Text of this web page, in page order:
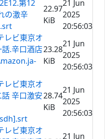
第12
の激辛
22.97
KiB
21 Jun
2025
20:56:03
レビ東京オ
.辛口酒店23.28
KiB
21 Jun
2025
20:56:03
レビ東京オ
辛口激安28.74
KiB
21 Jun
2025
20:56:03
レビ東京オ
21 Jun